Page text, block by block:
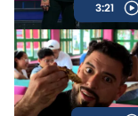
3:21